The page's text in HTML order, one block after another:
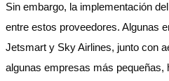
Sin embargo, la implementación
entre estos proveedores. Algunas
Jetsmart y Sky Airlines, junto con
algunas empresas más pequeñas,